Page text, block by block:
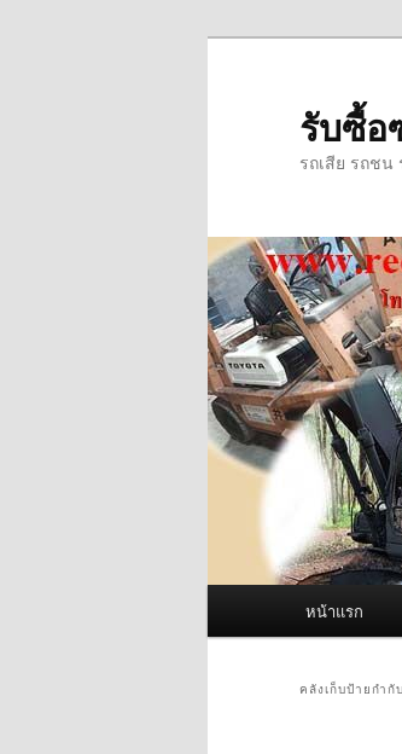
รับซื้อ
รถเสีย รถชน
หน้าแรก
คลังเก็บป้ายกำกั